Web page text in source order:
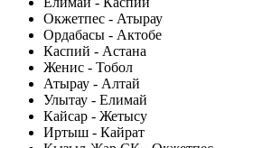
Окжетпес - Атырау
Ордабасы - Актобе
Каспий - Астана
Женис - Тобол
Атырау - Алтай
Улытау - Елимай
Кайсар - Жетысу
Иртыш - Кайрат